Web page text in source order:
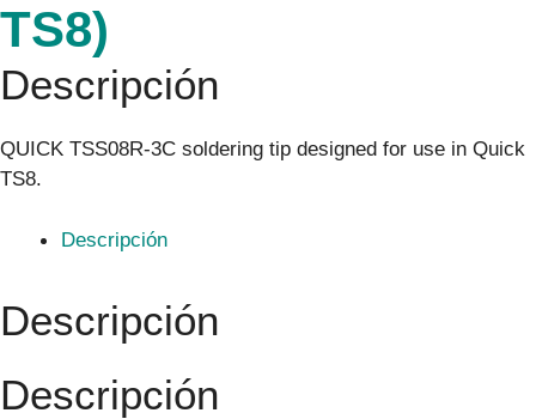
TS8)
Descripción
QUICK TSS08R-3C soldering tip designed for use in Quick
TS8.
Descripción
Descripción
Descripción